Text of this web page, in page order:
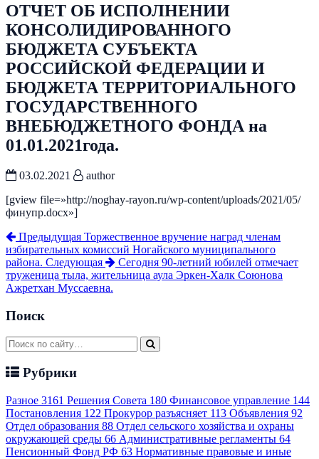
ОТЧЕТ ОБ ИСПОЛНЕНИИ
КОНСОЛИДИРОВАННОГО
БЮДЖЕТА СУБЪЕКТА
РОССИЙСКОЙ ФЕДЕРАЦИИ И
БЮДЖЕТА ТЕРРИТОРИАЛЬНОГО
ГОСУДАРСТВЕННОГО
ВНЕБЮДЖЕТНОГО ФОНДА на
01.01.2021года.
03.02.2021
author
[gview file=»http://noghay-rayon.ru/wp-content/uploads/2021/05/
финупр.docx»]
Предыдущая Торжественное вручение наград членам
избирательных комиссий Ногайского муниципального
района. Следующая
Сегодня 90-летний юбилей отмечает
труженица тыла, жительница аула Эркен-Халк Союнова
Ажретхан Муссаевна.
Поиск
Рубрики
Разное 3161 Решения Совета 180 Финансовое управление 144
Постановления 122 Прокурор разъясняет 113 Объявления 92
Отдел образования 88 Отдел сельского хозяйства и охраны
окружающей среды 66 Административные регламенты 64
Пенсионный Фонд РФ 63 Нормативные правовые и иные